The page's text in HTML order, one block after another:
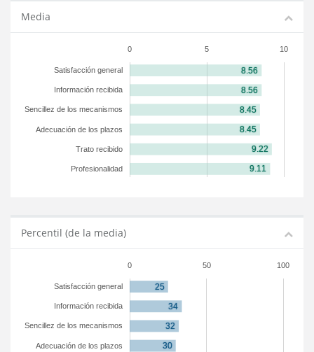
Media
0 5 10
Satisfacción general
Información recibida
Sencillez de los mecanismos
Adecuación de los plazos
Trato recibido
Profesionalidad
Percentil (de la media)
0 50 100
Satisfacción general
Información recibida
Sencillez de los mecanismos
Adecuación de los plazos